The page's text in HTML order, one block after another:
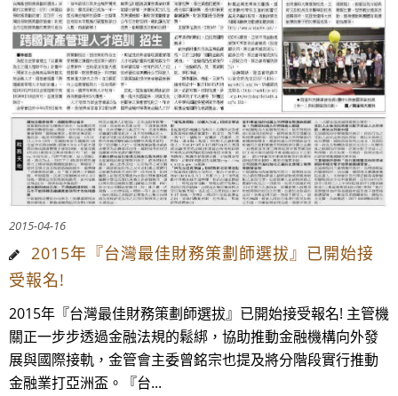
2015-04-16
2015年『台灣最佳財務策劃師選拔』已開始接
受報名!
2015年『台灣最佳財務策劃師選拔』已開始接受報名! 主管機
關正一步步透過金融法規的鬆綁，協助推動金融機構向外發
展與國際接軌，金管會主委曾銘宗也提及將分階段實行推動
金融業打亞洲盃。『台...